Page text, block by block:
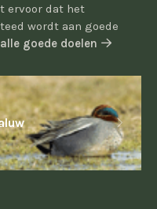
ervoor dat het
wordt aan goede
goede doelen